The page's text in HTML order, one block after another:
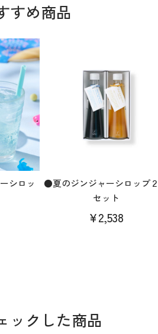
すめ商品
シロッ
●夏のジンジャーシロップ
セット
¥2,538
ックした商品